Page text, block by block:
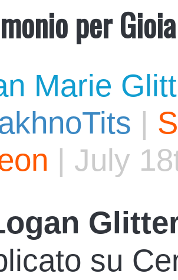
per
Marie
|
| July
su